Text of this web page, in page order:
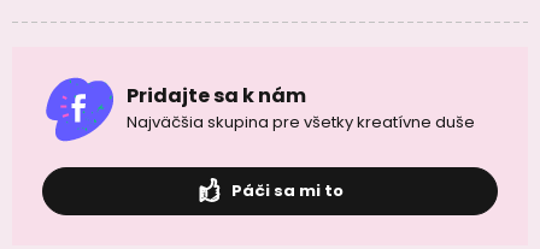
Pridajte sa k nám
Najväčšia skupina pre všetky kreatívne duše
Páči sa mi to